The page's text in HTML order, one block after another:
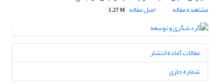
مشاهده مقاله
اصل مقاله 1.27 M
مقالات آماده انتشار
شماره جاری